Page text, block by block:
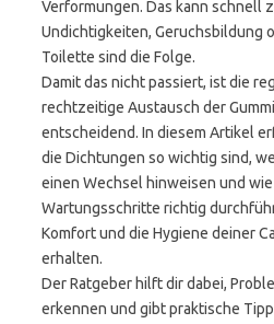
Verformungen. Das kann schnell
Undichtigkeiten, Geruchsbildung
Toilette sind die Folge.
Damit das nicht passiert, ist die
rechtzeitige Austausch der
entscheidend. In diesem Artikel
die Dichtungen so wichtig sind,
einen Wechsel hinweisen und
Wartungsschritte richtig
Komfort und die Hygiene deiner
erhalten.
Der Ratgeber hilft dir dabei,
erkennen und gibt praktische